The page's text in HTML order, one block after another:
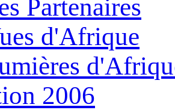
Partenaires
d'Afrique
2006